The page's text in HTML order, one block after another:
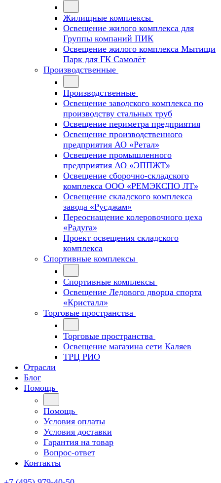
Жилищные комплексы
Освещение жилого комплекса для
Группы компаний ПИК
Освещение жилого комплекса Мытищи
Парк для ГК Самолёт
Производственные
Производственные
Освещение заводского комплекса по
производству стальных труб
Освещение периметра предприятия
Освещение производственного
предприятия АО «Ретал»
Освещение промышленного
предприятия АО «ЭППЖТ»
Освещение сборочно-складского
комплекса ООО «РЕМЭКСПО ЛТ»
Освещение складского комплекса
завода «Русджам»
Переоснащение колеровочного цеха
«Радуга»
Проект освещения складского
комплекса
Спортивные комплексы
Спортивные комплексы
Освещение Ледового дворца спорта
«Кристалл»
Торговые пространства
Торговые пространства
Освещение магазина сети Каляев
ТРЦ РИО
Отрасли
Блог
Помощь
Помощь
Условия оплаты
Условия доставки
Гарантия на товар
Вопрос-ответ
Контакты